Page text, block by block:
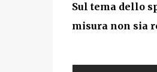
Sul tema dello
misura non sia